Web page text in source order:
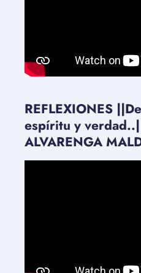
REFLEXIONES
espíritu y verdad..|
ALVARENGA